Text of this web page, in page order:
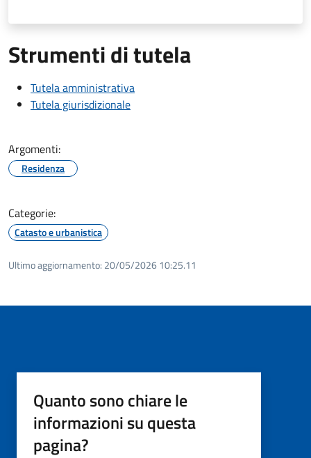
Strumenti di tutela
Tutela amministrativa
Tutela giurisdizionale
Argomenti:
Residenza
Categorie:
Catasto e urbanistica
Ultimo aggiornamento: 20/05/2026 10:25.11
Quanto sono chiare le
informazioni su questa
pagina?